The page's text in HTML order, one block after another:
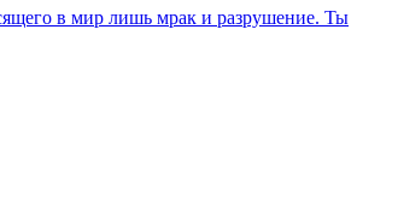
в мир лишь мрак и разрушение. Ты